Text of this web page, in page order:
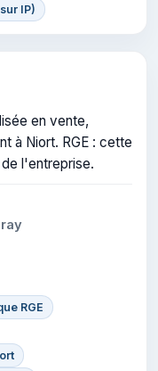
IP)
en vente,
à Niort. RGE : cette
l'entreprise.
RGE